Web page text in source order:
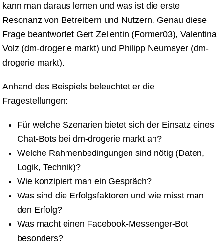
kann man daraus lernen und was ist die erste
Resonanz von Betreibern und Nutzern. Genau diese
Frage beantwortet Gert Zellentin (Former03), Valentina
Volz (dm-drogerie markt) und Philipp Neumayer (dm-
drogerie markt).
Anhand des Beispiels beleuchtet er die
Fragestellungen:
Für welche Szenarien bietet sich der Einsatz eines
Chat-Bots bei dm-drogerie markt an?
Welche Rahmenbedingungen sind nötig (Daten,
Logik, Technik)?
Wie konzipiert man ein Gespräch?
Was sind die Erfolgsfaktoren und wie misst man
den Erfolg?
Was macht einen Facebook-Messenger-Bot
besonders?